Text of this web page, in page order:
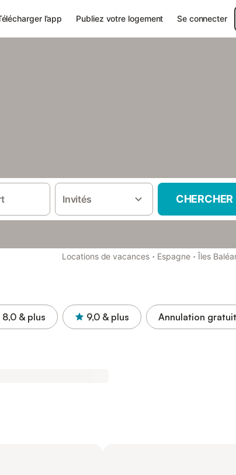
l’app Publiez votre logement Se connecter
Invités CHERCHER
Locations de vacances · Espagne · Îles
8,0 & plus 9,0 & plus Annulation